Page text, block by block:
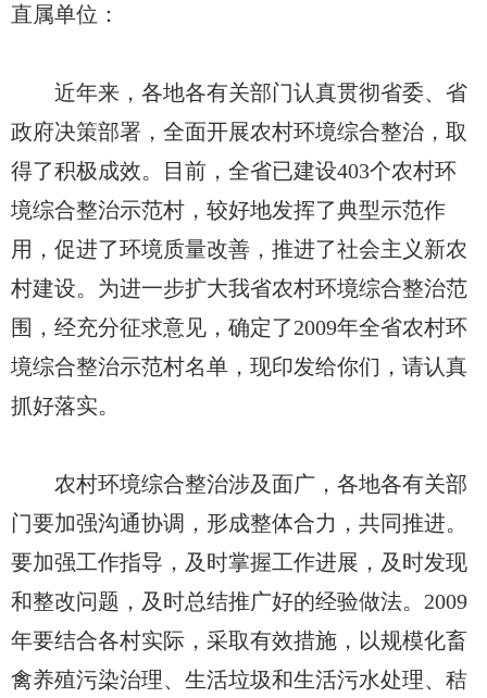
直属单位：
近年来，各地各有关部门认真贯彻省委、省
政府决策部署，全面开展农村环境综合整治，取
得了积极成效。目前，全省已建设403个农村环
境综合整治示范村，较好地发挥了典型示范作
用，促进了环境质量改善，推进了社会主义新农
村建设。为进一步扩大我省农村环境综合整治范
围，经充分征求意见，确定了2009年全省农村环
境综合整治示范村名单，现印发给你们，请认真
抓好落实。
农村环境综合整治涉及面广，各地各有关部
门要加强沟通协调，形成整体合力，共同推进。
要加强工作指导，及时掌握工作进展，及时发现
和整改问题，及时总结推广好的经验做法。2009
年要结合各村实际，采取有效措施，以规模化畜
禽养殖污染治理、生活垃圾和生活污水处理、秸